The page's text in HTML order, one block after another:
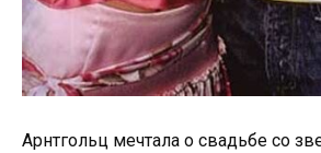
Арнтгольц мечтала о свадьбе со